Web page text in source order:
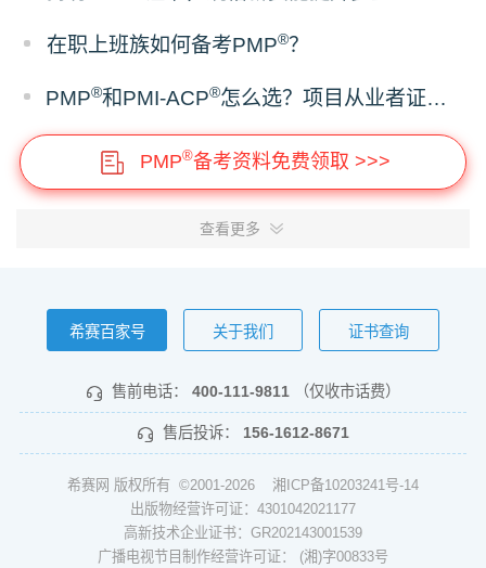
在职上班族如何备考PMP®？
PMP®和PMI-ACP®怎么选？项目从业者证书报考建议
PMP®备考资料免费领取 >>>
查看更多
希赛百家号 关于我们 证书查询
售前电话： 400-111-9811 （仅收市话费）
售后投诉： 156-1612-8671
希赛网 版权所有 ©2001-2026 湘ICP备10203241号-14
出版物经营许可证：4301042021177
高新技术企业证书：GR202143001539
广播电视节目制作经营许可证： (湘)字00833号